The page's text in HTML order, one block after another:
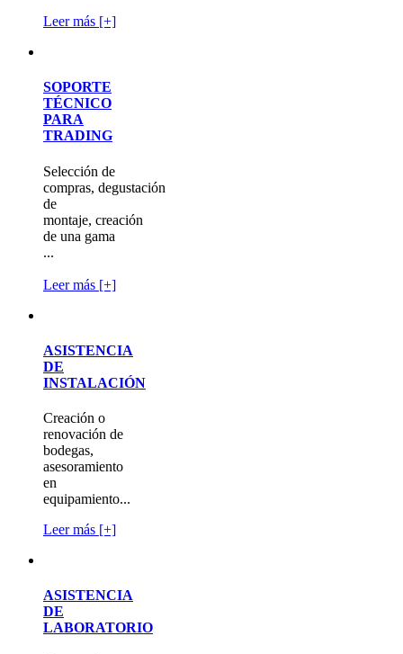
Leer más [+]
SOPORTE
TÉCNICO
PARA
TRADING
Selección de
compras, degustación
de
montaje, creación
de una gama
...
Leer más [+]
ASISTENCIA
DE
INSTALACIÓN
Creación o
renovación de
bodegas,
asesoramiento
en
equipamiento...
Leer más [+]
ASISTENCIA
DE
LABORATORIO